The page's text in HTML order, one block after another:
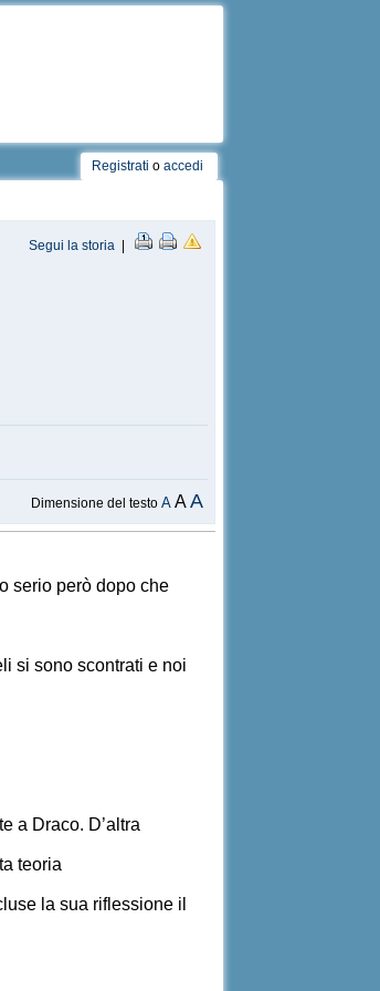
Registrati o accedi
Segui la storia |
Dimensione del testoA AA
serio però dopo che
si sono scontrati e noi
a Draco. D’altra
teoria
la sua riflessione il